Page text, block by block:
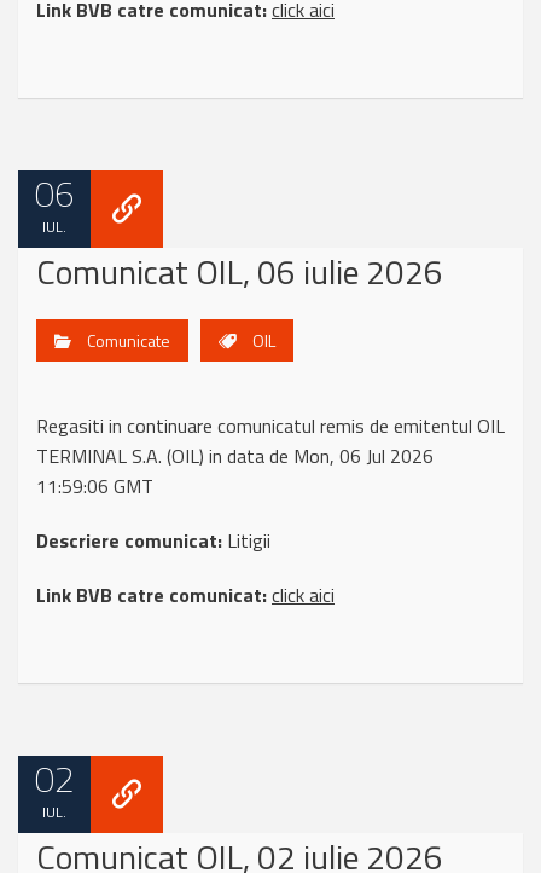
Link BVB catre comunicat:click aici
06
IUL.
Comunicat OIL, 06 iulie 2026
Comunicate OIL
Regasiti in continuare comunicatul remis de emitentul OIL
TERMINAL S.A. (OIL) in data de Mon, 06 Jul 2026
11:59:06 GMT
Descriere comunicat: Litigii
Link BVB catre comunicat:click aici
02
IUL.
Comunicat OIL, 02 iulie 2026